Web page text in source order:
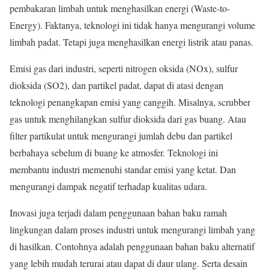
pembakaran limbah untuk menghasilkan energi (Waste-to-
Energy). Faktanya, teknologi ini tidak hanya mengurangi volume
limbah padat. Tetapi juga menghasilkan energi listrik atau panas.
Emisi gas dari industri, seperti nitrogen oksida (NOx), sulfur
dioksida (SO2), dan partikel padat, dapat di atasi dengan
teknologi penangkapan emisi yang canggih. Misalnya, scrubber
gas untuk menghilangkan sulfur dioksida dari gas buang. Atau
filter partikulat untuk mengurangi jumlah debu dan partikel
berbahaya sebelum di buang ke atmosfer. Teknologi ini
membantu industri memenuhi standar emisi yang ketat. Dan
mengurangi dampak negatif terhadap kualitas udara.
Inovasi juga terjadi dalam penggunaan bahan baku ramah
lingkungan dalam proses industri untuk mengurangi limbah yang
di hasilkan. Contohnya adalah penggunaan bahan baku alternatif
yang lebih mudah terurai atau dapat di daur ulang. Serta desain